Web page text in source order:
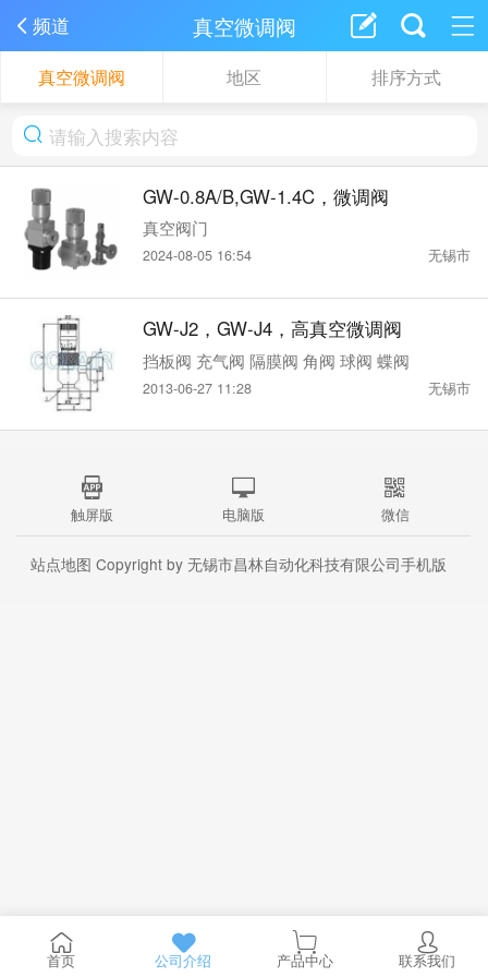
频道 真空微调阀
真空微调阀 地区 排序方式
GW-0.8A/B,GW-1.4C，微调阀
真空阀门
2024-08-05 16:54 无锡市
GW-J2，GW-J4，高真空微调阀
挡板阀 充气阀 隔膜阀 角阀 球阀 蝶阀
2013-06-27 11:28 无锡市
触屏版 电脑版 微信
站点地图 Copyright by 无锡市昌林自动化科技有限公司手机版
首页 公司介绍 产品中心 联系我们